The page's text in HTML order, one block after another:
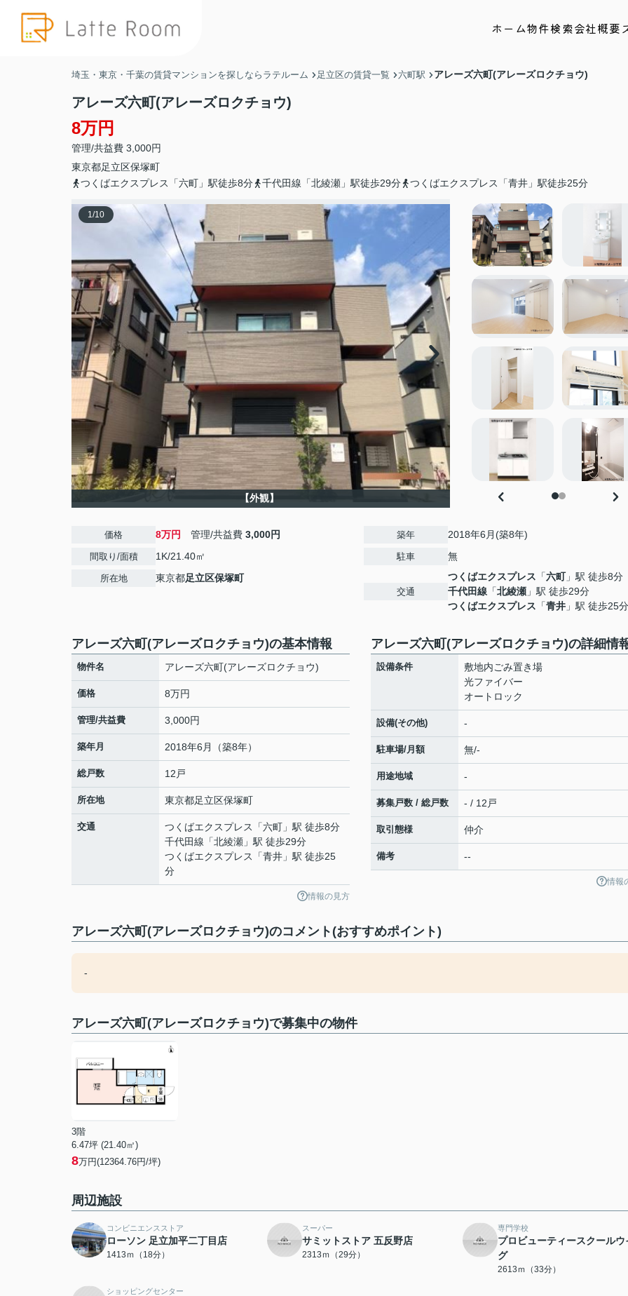
ホーム物件検索会社概要
埼玉・東京・千葉の賃貸マンションを探しならラテルーム 足立区の賃貸一覧 六町駅 アレーズ六町(アレーズロクチョウ)
アレーズ六町(アレーズロクチョウ)
8万円
管理/共益費 3,000円
東京都足立区保塚町
つくばエクスプレス「六町」駅徒歩8分
千代田線「北綾瀬」駅徒歩29分 つくばエクスプレス「青井」駅徒歩25分
1/10
【外観】
価格 8万円 管理/共益費 3,000円
間取り/面積 1K/21.40㎡
所在地 東京都足立区保塚町
築年 2018年6月(築8年)
駐車 無
交通
つくばエクスプレス 「六町」駅 徒歩8分
千代田線 「北綾瀬 」駅 徒歩29分
つくばエクスプレス 「青井 」駅 徒歩25分
アレーズ六町(アレーズロクチョウ)の基本情報
物件名 アレーズ六町(アレーズロクチョウ)
価格 8万円
管理/共益費 3,000円
築年月 2018年6月（築8年）
総戸数 12戸
所在地 東京都足立区保塚町
交通 つくばエクスプレス 「六町 」駅 徒歩8分
千代田線 「北綾瀬 」駅 徒歩29分
つくばエクスプレス
「青井 」駅 徒歩25
分
情報の見方
アレーズ六町(アレーズロクチョウ)の詳細情
設備条件
敷地内ごみ置き場
光ファイバー
オートロック
設備(その他) -
駐車場/月額 無/-
用途地域 -
募集戸数 / 総戸数 - / 12戸
取引態様 仲介
備考 --
情報
アレーズ六町(アレーズロクチョウ)のコメント(おすすめポイント)
-
アレーズ六町(アレーズロクチョウ)で募集中の物件
3階
6.47坪 (21.40㎡)
8万円(12364.76円/坪)
周辺施設
コンビニエンスストア
ローソン 足立加平二丁目店
1413ｍ（18分）
スーパー
サミットストア 五反野店
2313ｍ（29分）
専門学校
プロビューティースクールウ
グ
2613ｍ（33分）
ショッピングセンター